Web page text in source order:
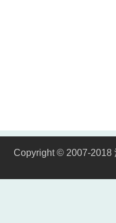
Copyright © 2007-2018